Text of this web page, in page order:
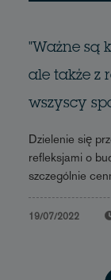
"Ważne są
ale także z
wszyscy
Dzielenie się
refleksjami o
szczególnie
19/07/2022